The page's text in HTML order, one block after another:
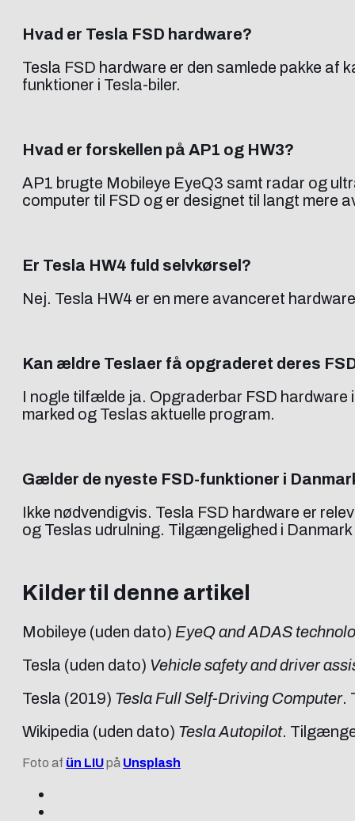
Hvad er Tesla FSD hardware?
Tesla FSD hardware er den samlede pakke
funktioner i Tesla-biler.
Hvad er forskellen på AP1 og HW3?
AP1 brugte Mobileye EyeQ3 samt radar og
computer til FSD og er designet til langt mere
Er Tesla HW4 fuld selvkørsel?
Nej. Tesla HW4 er en mere avanceret
Kan ældre Teslaer få opgraderet deres
I nogle tilfælde ja. Opgraderbar FSD
marked og Teslas aktuelle program.
Gælder de nyeste FSD-funktioner i
Ikke nødvendigvis. Tesla FSD hardware er
og Teslas udrulning. Tilgængelighed i
Kilder til denne artikel
Mobileye (uden dato) EyeQ and ADAS
Tesla (uden dato) Vehicle safety and driver
Tesla (2019) Tesla Full Self-Driving Computer.
Wikipedia (uden dato) Tesla Autopilot.
Foto af ün LIUpå Unsplash